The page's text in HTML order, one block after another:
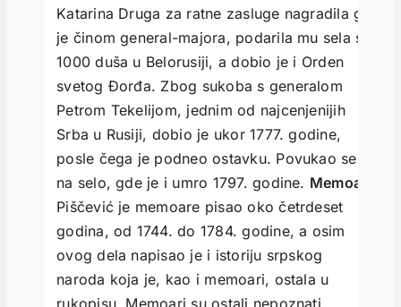
Katarina Druga za ratne zasluge nagradila ga
je činom general-majora, podarila mu sela s
1000 duša u Belorusiji, a dobio je i Orden
svetog Đorđa. Zbog sukoba s generalom
Petrom Tekelijom, jednim od najcenjenijih
Srba u Rusiji, dobio je ukor 1777. godine,
posle čega je podneo ostavku. Povukao se
na selo, gde je i umro 1797. godine. Memoari
Piščević je memoare pisao oko četrdeset
godina, od 1744. do 1784. godine, a osim
ovog dela napisao je i istoriju srpskog
naroda koja je, kao i memoari, ostala u